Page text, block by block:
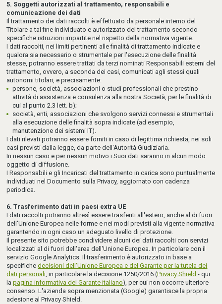
5. Soggetti autorizzati al trattamento, responsabili e
comunicazione dei dati
Il trattamento dei dati raccolti è effettuato da personale interno del
Titolare a tal fine individuato e autorizzato del trattamento secondo
specifiche istruzioni impartite nel rispetto della normativa vigente.
I dati raccolti, nei limiti pertinenti alle finalità di trattamento indicate e
qualora sia necessario o strumentale per l'esecuzione delle finalità
stesse, potranno essere trattati da terzi nominati Responsabili esterni del
trattamento, ovvero, a seconda dei casi, comunicati agli stessi quali
autonomi titolari, e precisamente:
persone, società, associazioni o studi professionali che prestino
attività di assistenza e consulenza alla nostra Società, per le finalità di
cui al punto 2.3 lett. b);
società, enti, associazioni che svolgono servizi connessi e strumentali
alla esecuzione delle finalità sopra indicate (ad esempio,
manutenzione dei sistemi IT).
I dati rilevati potranno essere forniti in caso di legittima richiesta, nei soli
casi previsti dalla legge, da parte dell'Autorità Giudiziaria.
In nessun caso e per nessun motivo i Suoi dati saranno in alcun modo
oggetto di diffusione.
I Responsabili e gli Incaricati del trattamento in carica sono puntualmente
individuati nel Documento sulla Privacy, aggiornato con cadenza
periodica.
6. Trasferimento dati in paesi extra UE
I dati raccolti potranno altresì essere trasferiti all'estero, anche al di fuori
dell'Unione Europea nelle forme e nei modi previsti alla vigente normativa
garantendo in ogni caso un adeguato livello di protezione.
Il presente sito potrebbe condividere alcuni dei dati raccolti con servizi
localizzati al di fuori dell'area dell'Unione Europea. In particolare con il
servizio Google Analytics. Il trasferimento è autorizzato in base a
specifichedecisioni dell'Unione Europea e del Garante per la tutela dei
dati personali, in particolare la decisione 1250/2016 (Privacy Shield - qui
lapagina informativa del Garante italiano), per cui non occorre ulteriore
consenso. L'azienda sopra menzionata (Google) garantisce la propria
adesione al Privacy Shield.